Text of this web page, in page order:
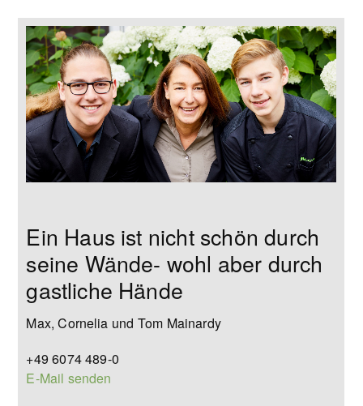
Ein Haus ist nicht schön durch
seine Wände- wohl aber durch
gastliche Hände
Max, Cornelia und Tom Mainardy
+49 6074 489-0
E-Mail senden